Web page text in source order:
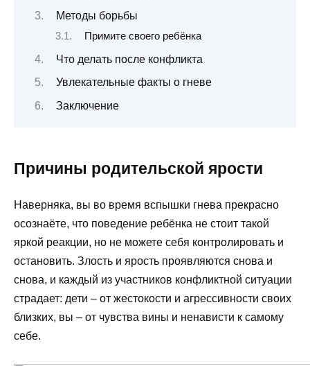
Методы борьбы
Примите своего ребёнка
Что делать после конфликта
Увлекательные факты о гневе
Заключение
Причины родительской ярости
Наверняка, вы во время вспышки гнева прекрасно
осознаёте, что поведение ребёнка не стоит такой
яркой реакции, но не можете себя контролировать и
остановить. Злость и ярость проявляются снова и
снова, и каждый из участников конфликтной ситуации
страдает: дети – от жестокости и агрессивности своих
близких, вы – от чувства вины и ненависти к самому
себе.